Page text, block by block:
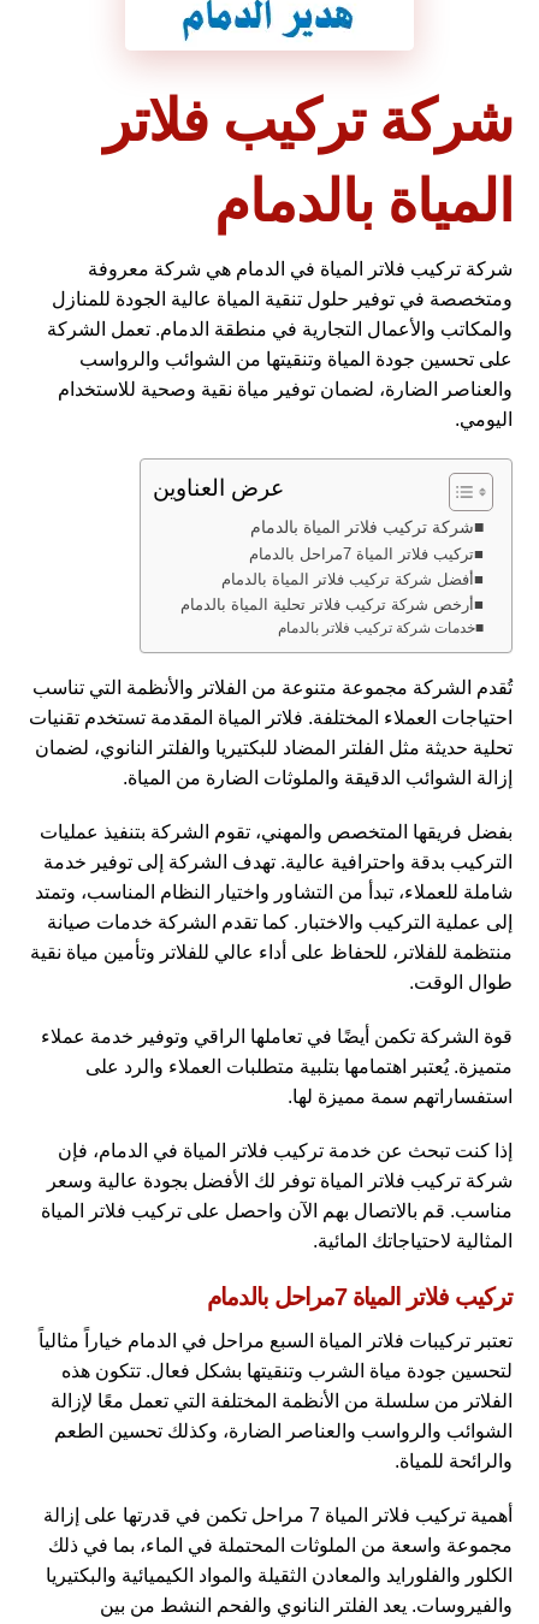
شركة تركيب فلاتر
المياة بالدمام
شركة تركيب فلاتر المياة في الدمام هي شركة معروفة
ومتخصصة في توفير حلول تنقية المياة عالية الجودة للمنازل
والمكاتب والأعمال التجارية في منطقة الدمام. تعمل الشركة
على تحسين جودة المياة وتنقيتها من الشوائب والرواسب
والعناصر الضارة، لضمان توفير مياة نقية وصحية للاستخدام
اليومي.
عرض العناوين
شركة تركيب فلاتر المياة بالدمام
تركيب فلاتر المياة 7مراحل بالدمام
أفضل شركة تركيب فلاتر المياة بالدمام
أرخص شركة تركيب فلاتر تحلية المياة بالدمام
خدمات شركة تركيب فلاتر بالدمام
تُقدم الشركة مجموعة متنوعة من الفلاتر والأنظمة التي تناسب
احتياجات العملاء المختلفة. فلاتر المياة المقدمة تستخدم تقنيات
تحلية حديثة مثل الفلتر المضاد للبكتيريا والفلتر النانوي، لضمان
إزالة الشوائب الدقيقة والملوثات الضارة من المياة.
بفضل فريقها المتخصص والمهني، تقوم الشركة بتنفيذ عمليات
التركيب بدقة واحترافية عالية. تهدف الشركة إلى توفير خدمة
شاملة للعملاء، تبدأ من التشاور واختيار النظام المناسب، وتمتد
إلى عملية التركيب والاختبار. كما تقدم الشركة خدمات صيانة
منتظمة للفلاتر، للحفاظ على أداء عالي للفلاتر وتأمين مياة نقية
طوال الوقت.
قوة الشركة تكمن أيضًا في تعاملها الراقي وتوفير خدمة عملاء
متميزة. يُعتبر اهتمامها بتلبية متطلبات العملاء والرد على
استفساراتهم سمة مميزة لها.
إذا كنت تبحث عن خدمة تركيب فلاتر المياة في الدمام، فإن
شركة تركيب فلاتر المياة توفر لك الأفضل بجودة عالية وسعر
مناسب. قم بالاتصال بهم الآن واحصل على تركيب فلاتر المياة
المثالية لاحتياجاتك المائية.
تركيب فلاتر المياة 7مراحل بالدمام
تعتبر تركيبات فلاتر المياة السبع مراحل في الدمام خياراً مثالياً
لتحسين جودة مياة الشرب وتنقيتها بشكل فعال. تتكون هذه
الفلاتر من سلسلة من الأنظمة المختلفة التي تعمل معًا لإزالة
الشوائب والرواسب والعناصر الضارة، وكذلك تحسين الطعم
والرائحة للمياة.
أهمية تركيب فلاتر المياة 7 مراحل تكمن في قدرتها على إزالة
مجموعة واسعة من الملوثات المحتملة في الماء، بما في ذلك
الكلور والفلورايد والمعادن الثقيلة والمواد الكيميائية والبكتيريا
والفيروسات. يعد الفلتر النانوي والفحم النشط من بين